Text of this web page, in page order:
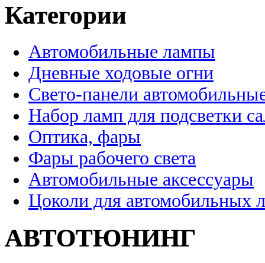
Категории
Автомобильные лампы
Дневные ходовые огни
Свето-панели
Набор ламп для подсветки
Оптика, фары
Фары рабочего света
Автомобильные аксессуары
Цоколи для автомобильных
АВТОТЮНИНГ